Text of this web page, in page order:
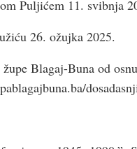
Puljićem 11. svibnja
26. ožujka 2025.
Blagaj-Buna od